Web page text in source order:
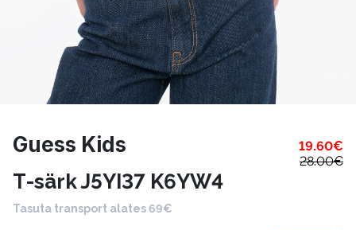
Guess Kids 19.60€
28.00€
T-särk J5YI37 K6YW4
Tasuta transport alates 69€